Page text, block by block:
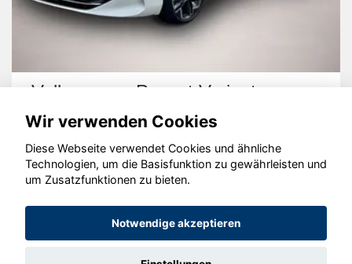
Volkswagen Passat Variant
© konjunkturmotor.de GmbH 2020 - 2026
Wir verwenden Cookies
Diese Webseite verwendet Cookies und ähnliche
Technologien, um die Basisfunktion zu gewährleisten und
um Zusatzfunktionen zu bieten.
Notwendige akzeptieren